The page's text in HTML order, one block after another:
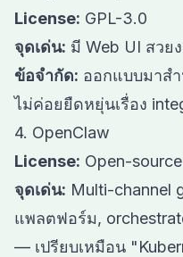
License: GPL-3.0
จุดเด่น: มี Web UI สวย
ข้อจำกัด: ออกแบบมาส
ไม่ค่อยยืดหยุ่นเรื่อง
4. OpenClaw
License: Open-source
จุดเด่น: Multi-channel
แพลตฟอร์ม,
— เปรียบเหมือน